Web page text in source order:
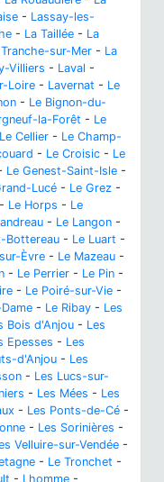
- Lassay-les-
- La Taillée - La
Tranche-sur-Mer - La
Villiers - Laval -
Loire - Lavernat - Le
- Le Bignon-du-
la-Forêt - Le
Le Cellier - Le Champ-
- Le Croisic - Le
Le Genest-Saint-Isle -
Lucé - Le Grez -
- Le Horps - Le
- Le Langon -
Bottereau - Le Luart -
Èvre - Le Mazeau -
- Le Perrier - Le Pin -
- Le Poiré-sur-Vie -
- Le Ribay - Les
Bois d'Anjou - Les
Epesses - Les
d'Anjou - Les
- Les Lucs-sur-
- Les Mées - Les
- Les Ponts-de-Cé -
- Les Sorinières -
Velluire-sur-Vendée -
- Le Tronchet -
- Lhomme -